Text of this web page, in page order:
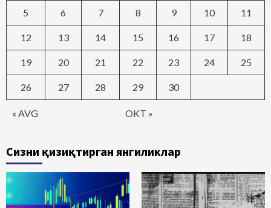
« AVG OKT »
5 6 7 8 9 10 11
12 13 14 15 16 17 18
19 20 21 22 23 24 25
26 27 28 29 30
Сизни қизиқтирган янгиликлар